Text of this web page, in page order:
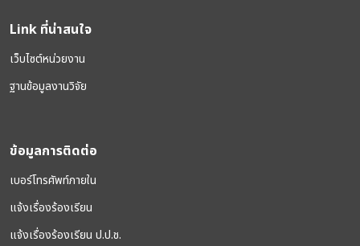
Link ที่น่าสนใจ
เว็บไซต์หน่วยงาน
ฐานข้อมูลงานวิจัย
ข้อมูลการติดต่อ
เบอร์โทรศัพท์ภายใน
แจ้งเรื่องร้องเรียน
แจ้งเรื่องร้องเรียน ป.ป.ช.